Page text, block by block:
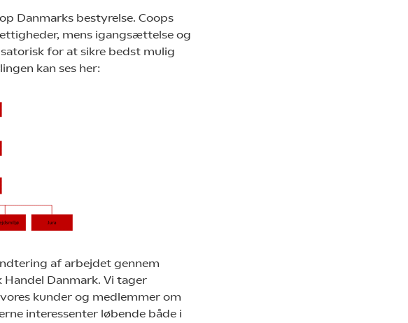
Danmarks bestyrelse. Coops
mens igangsættelse og
for at sikre bedst mulig
kan ses her:
af arbejdet gennem
Danmark. Vi tager
kunder og medlemmer om
interessenter løbende både i